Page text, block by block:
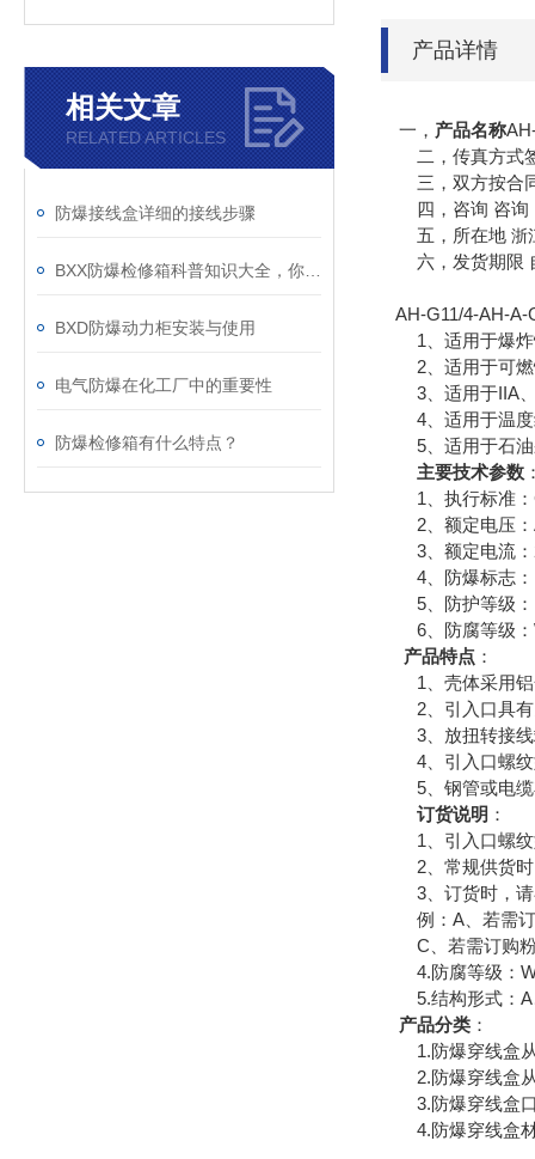
相关文章
RELATED ARTICLES
防爆接线盒详细的接线步骤
BXD防爆动力柜安装与使用
电气防爆在化工厂中的重要性
防爆检修箱有什么特点？
产品详情
一， 产品名称
二，传真方式
三，双方按合同
四，咨询 咨询
五，所在地 浙
六，发货期限
AH-G11/4-AH-A-
1、适用于爆炸
2、适用于可燃
3、适用于IIA、
4、适用于温度
5、适用于石油
主要技术参数
1、执行标准：
2、额定电压：
3、额定电流：
4、防爆标志：
5、防护等级：
6、防腐等级：
产品特点 ：
1、壳体采用铝
2、引入口具有
3、放扭转接线
4、引入口螺纹
5、钢管或电缆
订货说明 ：
1、引入口螺纹
2、常规供货时
3、订货时，请
例：A、若需订
C、若需订购粉
4.防腐等级：
5.结构形式：A
产品分类 ：
1.防爆穿线盒从
2.防爆穿线盒从
3.防爆穿线盒口
4.防爆穿线盒材